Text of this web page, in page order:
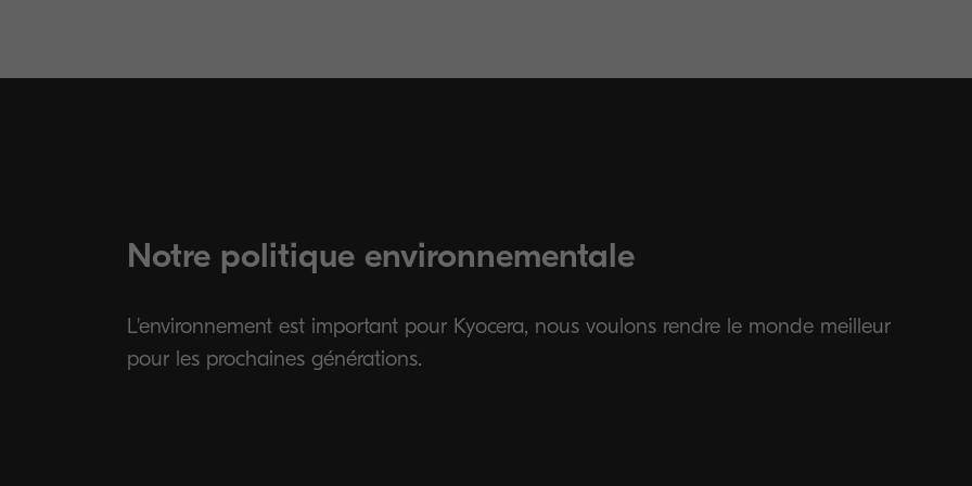
Notre politique environnementale
L'environnement est important pour Kyocera, nous voulons rendre le monde meilleur
pour les prochaines générations.